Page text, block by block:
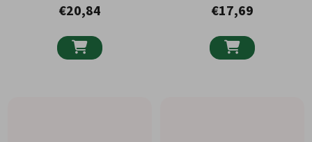
€20,84

€17,69
